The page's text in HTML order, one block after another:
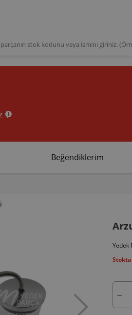
Beğendiklerim
Yedek
Stokta